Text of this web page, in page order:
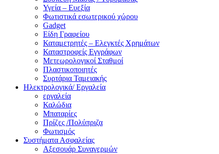
Υγεία – Ευεξία
Φωτιστικά εσωτερικού χώρου
Gadget
Είδη Γραφείου
Καταμετρητές – Ελεγκτές Χρημάτων
Καταστροφείς Εγγράφων
Μετεωρολογικοί Σταθμοί
Πλαστικοποιητές
Συρτάρια Ταμειακής
Ηλεκτρολογικά/ Εργαλεία
εργαλεία
Καλώδια
Μπαταρίες
Πρίζες /Πολύπριζα
Φωτισμός
Συστήματα Ασφαλείας
Αξεσουάρ Συναγερμών